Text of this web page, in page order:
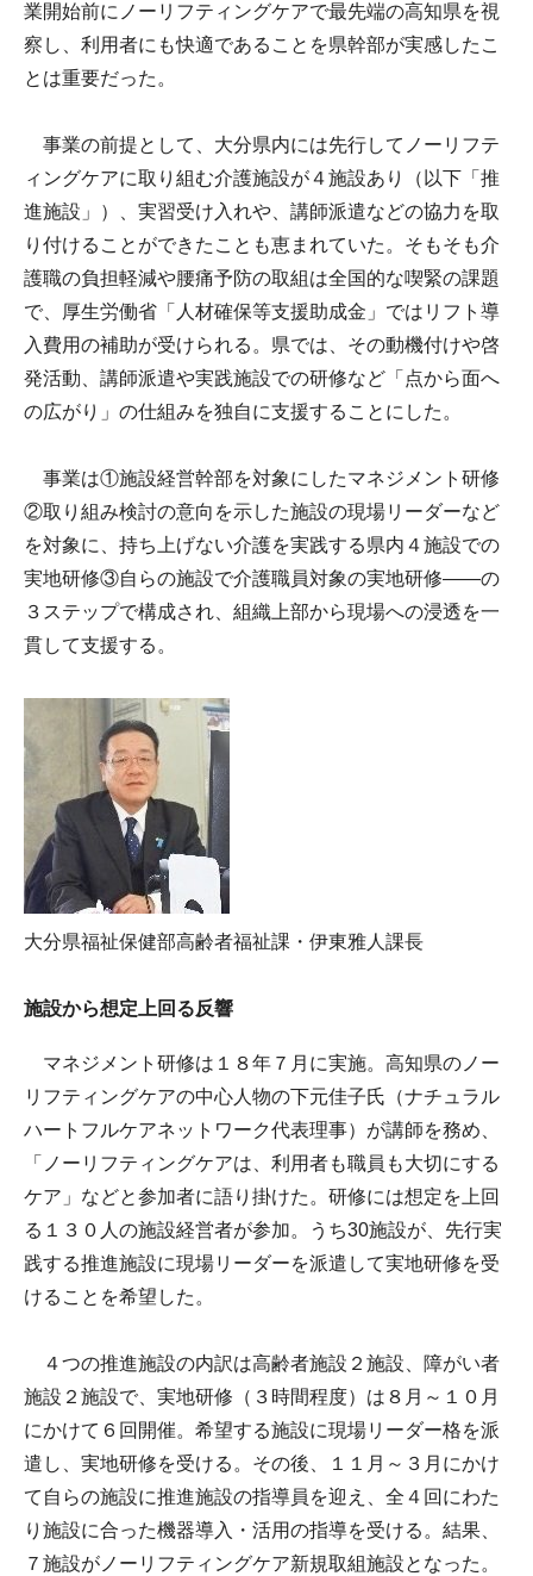
業開始前にノーリフティングケアで最先端の高知県を視
察し、利用者にも快適であることを県幹部が実感したこ
とは重要だった。
事業の前提として、大分県内には先行してノーリフテ
ィングケアに取り組む介護施設が４施設あり（以下「推
進施設」）、実習受け入れや、講師派遣などの協力を取
り付けることができたことも恵まれていた。そもそも介
護職の負担軽減や腰痛予防の取組は全国的な喫緊の課題
で、厚生労働省「人材確保等支援助成金」ではリフト導
入費用の補助が受けられる。県では、その動機付けや啓
発活動、講師派遣や実践施設での研修など「点から面へ
の広がり」の仕組みを独自に支援することにした。
事業は①施設経営幹部を対象にしたマネジメント研修
②取り組み検討の意向を示した施設の現場リーダーなど
を対象に、持ち上げない介護を実践する県内４施設での
実地研修③自らの施設で介護職員対象の実地研修――の
３ステップで構成され、組織上部から現場への浸透を一
貫して支援する。
大分県福祉保健部高齢者福祉課・伊東雅人課長
施設から想定上回る反響
マネジメント研修は１８年７月に実施。高知県のノー
リフティングケアの中心人物の下元佳子氏（ナチュラル
ハートフルケアネットワーク代表理事）が講師を務め、
「ノーリフティングケアは、利用者も職員も大切にする
ケア」などと参加者に語り掛けた。研修には想定を上回
る１３０人の施設経営者が参加。うち30施設が、先行実
践する推進施設に現場リーダーを派遣して実地研修を受
けることを希望した。
４つの推進施設の内訳は高齢者施設２施設、障がい者
施設２施設で、実地研修（３時間程度）は８月～１０月
にかけて６回開催。希望する施設に現場リーダー格を派
遣し、実地研修を受ける。その後、１１月～３月にかけ
て自らの施設に推進施設の指導員を迎え、全４回にわた
り施設に合った機器導入・活用の指導を受ける。結果、
７施設がノーリフティングケア新規取組施設となった。